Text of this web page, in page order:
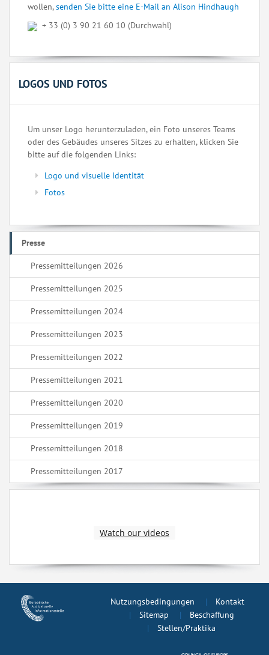
wollen,senden Sie bitte eine E-Mail an Alison Hindhaugh
+ 33 (0) 3 90 21 60 10 (Durchwahl)
LOGOS UND FOTOS
Um unser Logo herunterzuladen, ein Foto unseres Teams
oder des Gebäudes unseres Sitzes zu erhalten, klicken Sie
bitte auf die folgenden Links:
Logo und visuelle Identität
Fotos
Presse
Pressemitteilungen 2026
Pressemitteilungen 2025
Pressemitteilungen 2024
Pressemitteilungen 2023
Pressemitteilungen 2022
Pressemitteilungen 2021
Pressemitteilungen 2020
Pressemitteilungen 2019
Pressemitteilungen 2018
Pressemitteilungen 2017
Watch our videos
Nutzungsbedingungen
Kontakt
Sitemap
Beschaffung
Stellen/Praktika